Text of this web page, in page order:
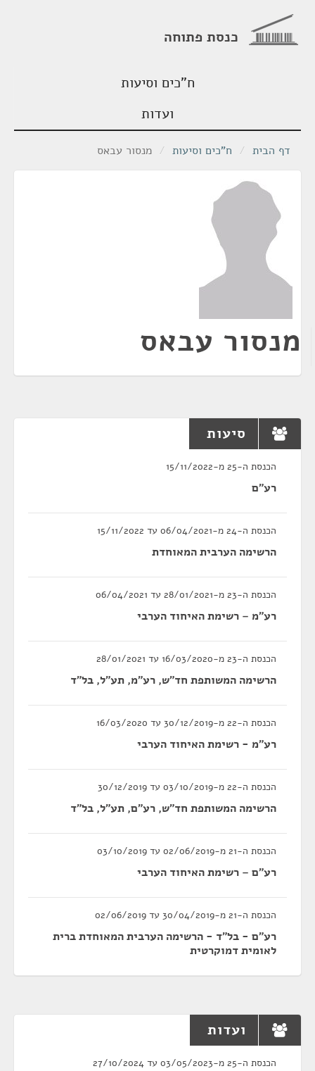
כנסת פתוחה
ח"כים וסיעות
ועדות
דף הבית / ח"כים וסיעות / מנסור עבאס
מנסור עבאס
סיעות
הכנסת ה-25 מ-15/11/2022
רע"ם
הכנסת ה-24 מ-06/04/2021 עד 15/11/2022
הרשימה הערבית המאוחדת
הכנסת ה-23 מ-28/01/2021 עד 06/04/2021
רע"מ – רשימת האיחוד הערבי
הכנסת ה-23 מ-16/03/2020 עד 28/01/2021
הרשימה המשותפת חד"ש, רע"מ, תע"ל, בל"ד
הכנסת ה-22 מ-30/12/2019 עד 16/03/2020
רע"מ - רשימת האיחוד הערבי
הכנסת ה-22 מ-03/10/2019 עד 30/12/2019
הרשימה המשותפת חד"ש, רע"ם, תע"ל, בל"ד
הכנסת ה-21 מ-02/06/2019 עד 03/10/2019
רע"ם – רשימת האיחוד הערבי
הכנסת ה-21 מ-30/04/2019 עד 02/06/2019
רע"ם - בל"ד - הרשימה הערבית המאוחדת ברית
לאומית דמוקרטית
ועדות
הכנסת ה-25 מ-03/05/2023 עד 27/10/2024